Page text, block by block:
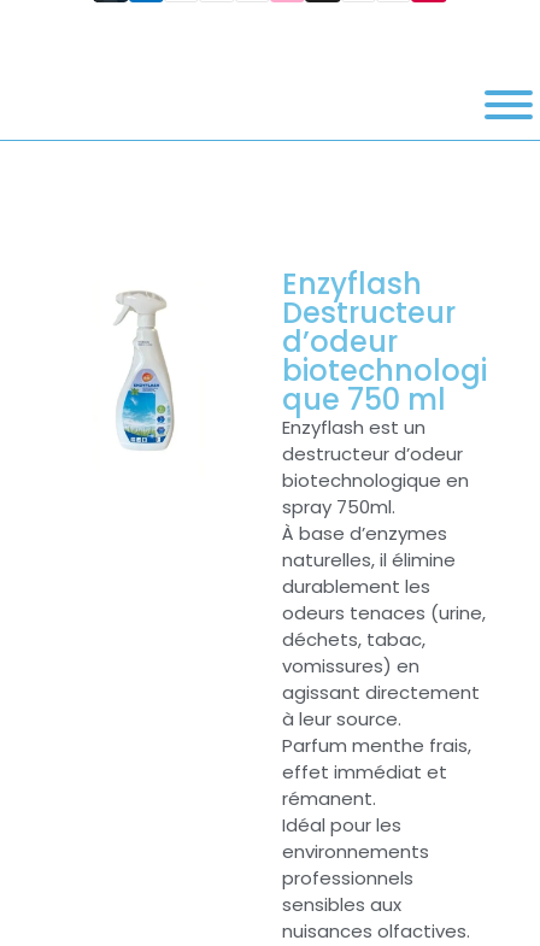
Enzyflash
Destructeur
d’odeur
biotechnologi
que 750 ml
Enzyflash est un
destructeur d’odeur
biotechnologique en
spray 750ml.
À base d’enzymes
naturelles, il élimine
durablement les
odeurs tenaces (urine,
déchets, tabac,
vomissures) en
agissant directement
à leur source.
Parfum menthe frais,
effet immédiat et
rémanent.
Idéal pour les
environnements
professionnels
sensibles aux
nuisances olfactives.